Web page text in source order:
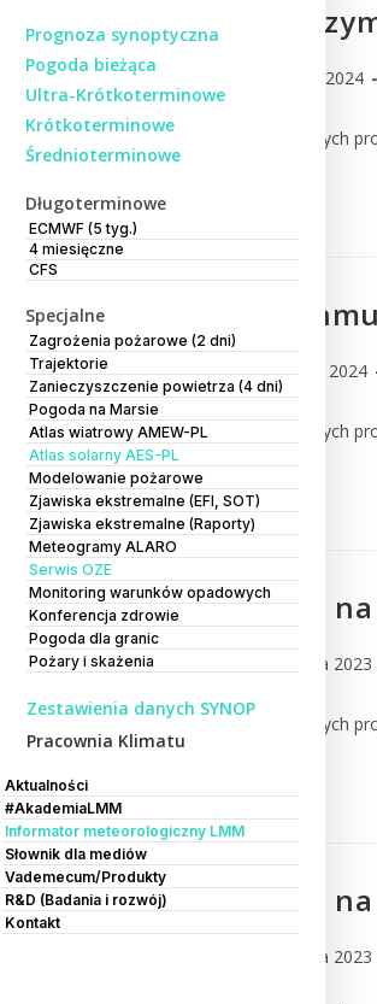
Prognoza synoptyczna
Pogoda bieżąca
Ultra-Krótkoterminowe
Krótkoterminowe
Średnioterminowe
Długoterminowe
ECMWF (5 tyg.)
4 miesięczne
CFS
Specjalne
Zagrożenia pożarowe (2 dni)
Trajektorie
Zanieczyszczenie powietrza (4 dni)
Pogoda na Marsie
Atlas wiatrowy AMEW-PL
Atlas solarny AES-PL
Modelowanie pożarowe
Zjawiska ekstremalne (EFI, SOT)
Zjawiska ekstremalne (Raporty)
Meteogramy ALARO
Serwis OZE
Monitoring warunków opadowych
Konferencja zdrowie
Pogoda dla granic
Pożary i skażenia
Zestawienia danych SYNOP
Pracownia Klimatu
Aktualności
#AkademiaLMM
Informator meteorologiczny LMM
Słownik dla mediów
Vademecum/Produkty
R&D (Badania i rozwój)
Kontakt
Czy w
CMM 12 lutego 2024
Komentarz do numerycznych
Czytaj Dalej
Prognoza
CMM 3 stycznia 2024
Komentarz do numerycznych
Czytaj Dalej
Jaką prognozę
CMM 31 grudnia 2023
Komentarz do numerycznych
Jaką prognozę
29 grudnia 2023